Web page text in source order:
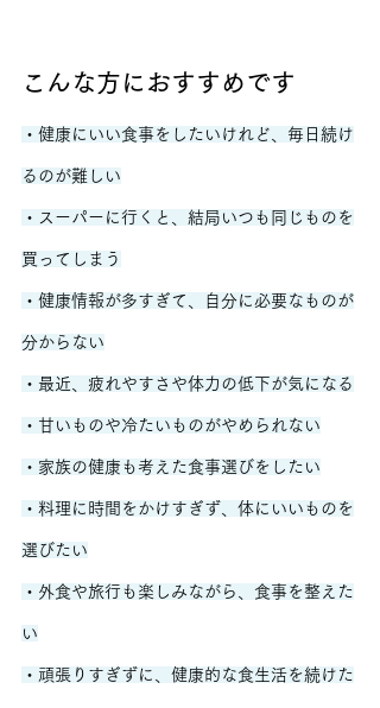
こんな方におすすめです
・健康にいい食事をしたいけれど、毎日続け
るのが難しい
・スーパーに行くと、結局いつも同じものを
買ってしまう
・健康情報が多すぎて、自分に必要なものが
分からない
・最近、疲れやすさや体力の低下が気になる
・甘いものや冷たいものがやめられない
・家族の健康も考えた食事選びをしたい
・料理に時間をかけすぎず、体にいいものを
選びたい
・外食や旅行も楽しみながら、食事を整えた
い
・頑張りすぎずに、健康的な食生活を続けた